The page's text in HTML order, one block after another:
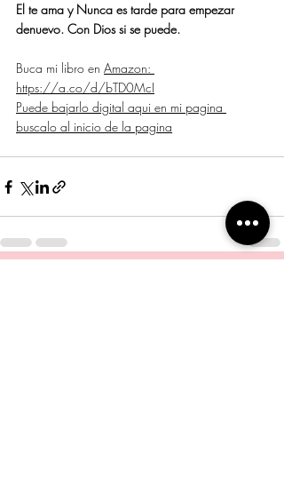
El te ama y Nunca es tarde para empezar
denuevo. Con Dios si se puede.
Buca mi libro en Amazon:
https://a.co/d/bTD0McI
Puede bajarlo digital aqui en mi pagina
buscalo al inicio de la pagina